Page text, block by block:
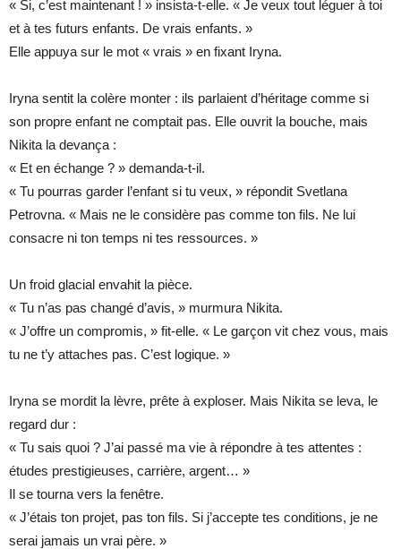
« Si, c’est maintenant ! » insista-t-elle. « Je veux tout léguer à toi
et à tes futurs enfants. De vrais enfants. »
Elle appuya sur le mot « vrais » en fixant Iryna.
Iryna sentit la colère monter : ils parlaient d’héritage comme si
son propre enfant ne comptait pas. Elle ouvrit la bouche, mais
Nikita la devança :
« Et en échange ? » demanda-t-il.
« Tu pourras garder l’enfant si tu veux, » répondit Svetlana
Petrovna. « Mais ne le considère pas comme ton fils. Ne lui
consacre ni ton temps ni tes ressources. »
Un froid glacial envahit la pièce.
« Tu n’as pas changé d’avis, » murmura Nikita.
« J’offre un compromis, » fit-elle. « Le garçon vit chez vous, mais
tu ne t’y attaches pas. C’est logique. »
Iryna se mordit la lèvre, prête à exploser. Mais Nikita se leva, le
regard dur :
« Tu sais quoi ? J’ai passé ma vie à répondre à tes attentes :
études prestigieuses, carrière, argent… »
Il se tourna vers la fenêtre.
« J’étais ton projet, pas ton fils. Si j’accepte tes conditions, je ne
serai jamais un vrai père. »